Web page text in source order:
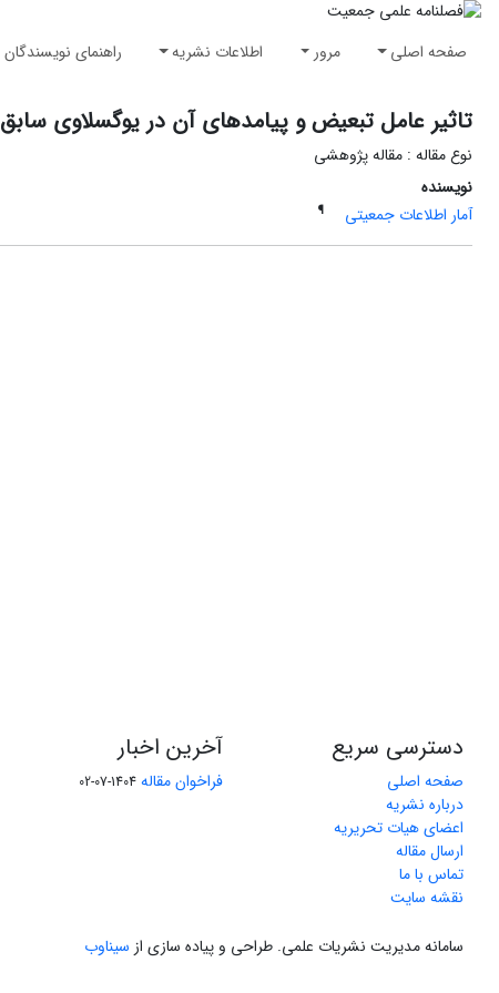
صفحه اصلی مرور اطلاعات نشریه راهنمای نویسندگان
تاثیر عامل تبعیض و پیامدهای آن در یوگسلاوی سابق
نوع مقاله : مقاله پژوهشی
نویسنده
آمار اطلاعات جمعیتی
¶
دسترسی سریع
صفحه اصلی
درباره نشریه
اعضای هیات تحریریه
ارسال مقاله
تماس با ما
نقشه سایت
آخرین اخبار
فراخوان مقاله 1404-07-02
سامانه مدیریت نشریات علمی. طراحی و پیاده سازی از سیناوب